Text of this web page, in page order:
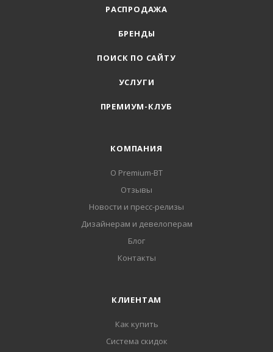
РАСПРОДАЖА
БРЕНДЫ
ПОИСК ПО САЙТУ
УСЛУГИ
ПРЕМИУМ-КЛУБ
КОМПАНИЯ
О Premium-BT
Отзывы
Новости и пресс-релизы
Дизайнерам и девелоперам
Блог
Контакты
КЛИЕНТАМ
Как купить
Система скидок